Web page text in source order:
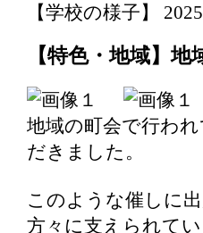
【学校の様子】
【特色・地域】
地域の町会で行わ
だきました。
このような催しに
方々に支えられて